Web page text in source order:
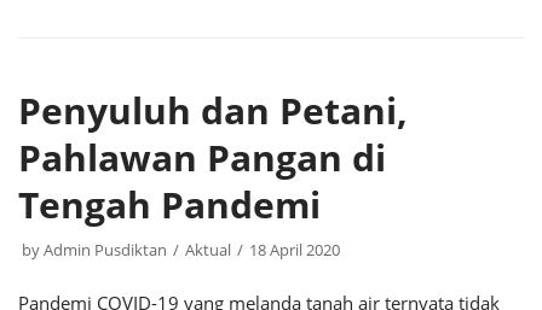
Penyuluh dan Petani,
Pahlawan Pangan di
Tengah Pandemi
byAdmin Pusdiktan Aktual 18 April 2020
Pandemi COVID-19 yang melanda tanah air ternyata tidak